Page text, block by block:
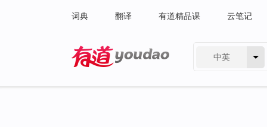
词典 翻译 有道精品课 云笔记
中英